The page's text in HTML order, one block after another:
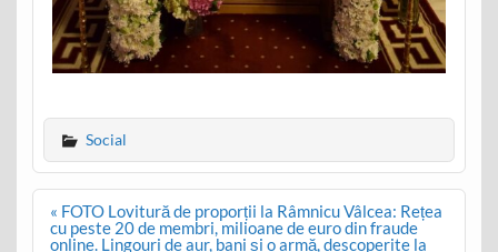
Social
Post
navigation
« FOTO Lovitură de proporții la Râmnicu Vâlcea: Rețea
cu peste 20 de membri, milioane de euro din fraude
online. Lingouri de aur, bani și o armă, descoperite la